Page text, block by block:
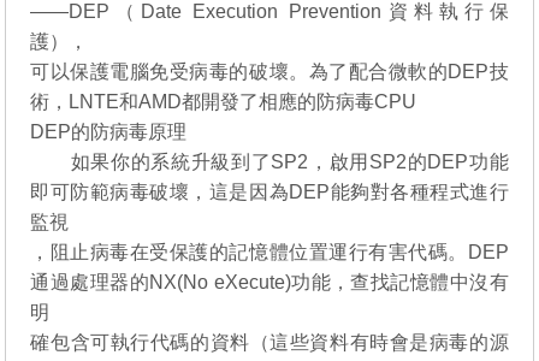
——DEP（Date Execution Prevention資料執行保
護），
可以保護電腦免受病毒的破壞。為了配合微軟的DEP技
術，LNTE和AMD都開發了相應的防病毒CPU
DEP的防病毒原理
如果你的系統升級到了SP2，啟用SP2的DEP功能
即可防範病毒破壞，這是因為DEP能夠對各種程式進行
監視
，阻止病毒在受保護的記憶體位置運行有害代碼。DEP
通過處理器的NX(No eXecute)功能，查找記憶體中沒有
明
確包含可執行代碼的資料（這些資料有時會是病毒的源